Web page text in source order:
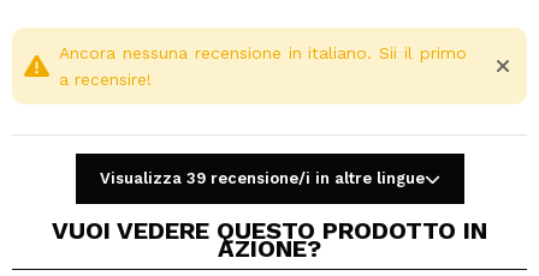
Ancora nessuna recensione in italiano. Sii il primo
a recensire!
Visualizza 39 recensione/i in altre lingue
VUOI VEDERE QUESTO PRODOTTO IN
AZIONE?